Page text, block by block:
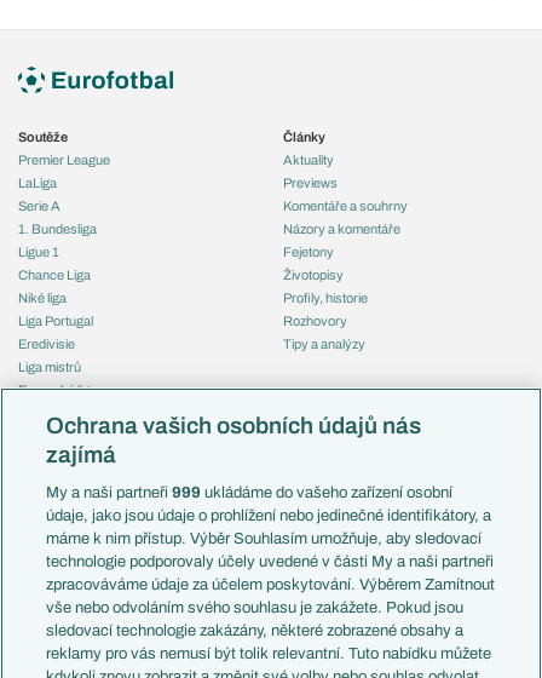
Soutěže
Premier League
LaLiga
Serie A
1. Bundesliga
Ligue 1
Chance Liga
Niké liga
Liga Portugal
Eredivisie
Liga mistrů
Evropská liga
Mistrovství světa
Liga národů
Témata
Představení týmů MS
EuroSkauting
PL v kostce
Evropské koeficienty
Přestupy
Přestupové spekulace
Zranění
Články
Aktuality
Previews
Komentáře a souhrny
Názory a komentáře
Fejetony
Životopisy
Profily, historie
Rozhovory
Tipy a analýzy
Česko
Francie
Itálie
Německo
Španělsko
Argentina
Brazílie
Přestupy
Ochrana vašich osobních údajů nás
zajímá
My a naši partneři999 ukládáme do vašeho zařízení osobní
údaje, jako jsou údaje o prohlížení nebo jedinečné identifikátory, a
máme k nim přístup. Výběr Souhlasím umožňuje, aby sledovací
technologie podporovaly účely uvedené v části My a naši partneři
zpracováváme údaje za účelem poskytování. Výběrem Zamítnout
vše nebo odvoláním svého souhlasu je zakážete. Pokud jsou
sledovací technologie zakázány, některé zobrazené obsahy a
reklamy pro vás nemusí být tolik relevantní. Tuto nabídku můžete